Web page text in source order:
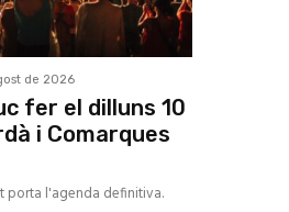
de 2026
fer el dilluns 10
i Comarques
porta l'agenda definitiva.